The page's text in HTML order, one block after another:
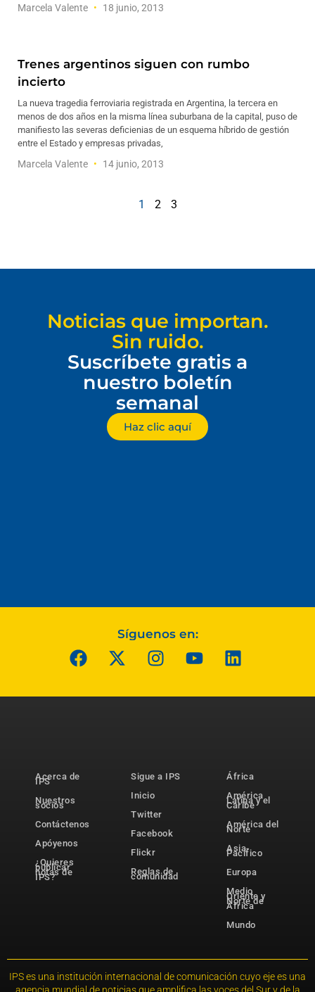
Marcela Valente 18 junio, 2013
Trenes argentinos siguen con rumbo
incierto
La nueva tragedia ferroviaria registrada en Argentina, la tercera en
menos de dos años en la misma línea suburbana de la capital, puso de
manifiesto las severas deficienias de un esquema híbrido de gestión
entre el Estado y empresas privadas,
Marcela Valente 14 junio, 2013
1 2 3
Noticias que importan.
Sin ruido.
Suscríbete gratis a
nuestro boletín
semanal
Haz clic aquí
Síguenos en:
Acerca de
IPS
Nuestros
socios
Contáctenos
Apóyenos
¿Quieres
publicar
notas de
IPS?
Sigue a IPS
Inicio
Twitter
Facebook
Flickr
Reglas de
comunidad
África
América
Latina y el
Caribe
América del
Norte
Asia-
Pacífico
Europa
Medio
Oriente y
Norte de
África
Mundo
IPS es una institución internacional de comunicación cuyo eje es una